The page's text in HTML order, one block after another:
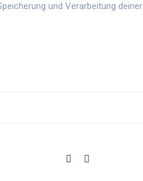
und Verarbeitung deiner